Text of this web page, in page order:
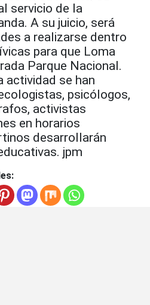
servicio de la
A su juicio, será
a realizarse dentro
para que Loma
Parque Nacional.
actividad se han
psicólogos,
activistas
en horarios
desarrollarán
jpm